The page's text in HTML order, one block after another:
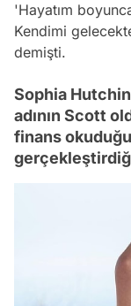
'Hayatım
Kendimi
demişti.
Sophia
adının Scott
finans